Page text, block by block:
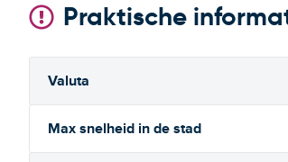
Praktische
Valuta
Max snelheid in de stad